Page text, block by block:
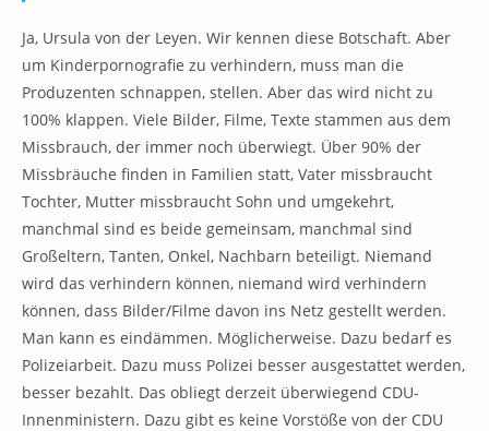
Ja, Ursula von der Leyen. Wir kennen diese Botschaft. Aber
um Kinderpornografie zu verhindern, muss man die
Produzenten schnappen, stellen. Aber das wird nicht zu
100% klappen. Viele Bilder, Filme, Texte stammen aus dem
Missbrauch, der immer noch überwiegt. Über 90% der
Missbräuche finden in Familien statt, Vater missbraucht
Tochter, Mutter missbraucht Sohn und umgekehrt,
manchmal sind es beide gemeinsam, manchmal sind
Großeltern, Tanten, Onkel, Nachbarn beteiligt. Niemand
wird das verhindern können, niemand wird verhindern
können, dass Bilder/Filme davon ins Netz gestellt werden.
Man kann es eindämmen. Möglicherweise. Dazu bedarf es
Polizeiarbeit. Dazu muss Polizei besser ausgestattet werden,
besser bezahlt. Das obliegt derzeit überwiegend CDU-
Innenministern. Dazu gibt es keine Vorstöße von der CDU